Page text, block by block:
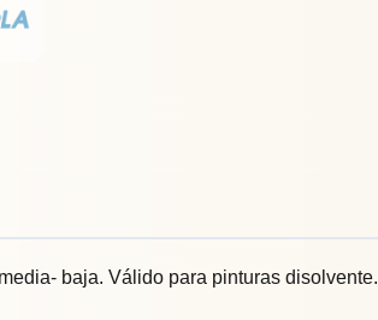
baja. Válido para pinturas disolvente.